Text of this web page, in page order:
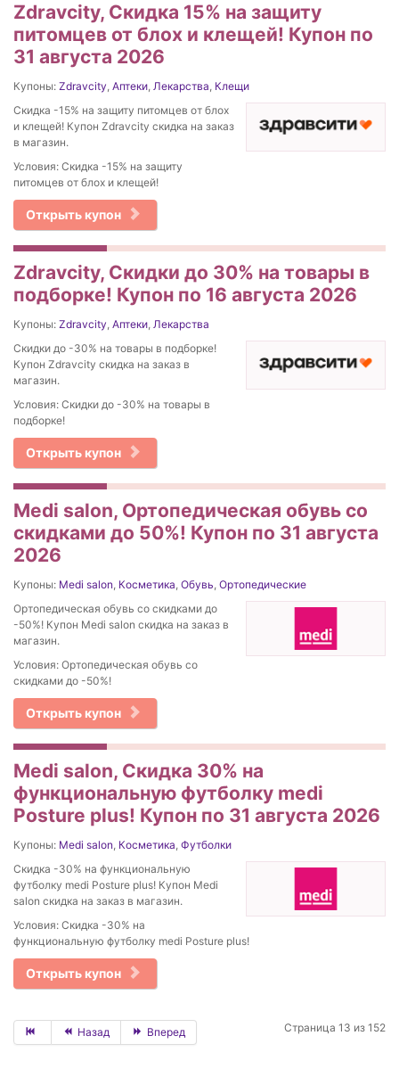
Zdravcity, Скидка 15% на защиту
питомцев от блох и клещей! Купон по
31 августа 2026
Купоны: Zdravcity, Аптеки, Лекарства, Клещи
Скидка -15% на защиту питомцев от блох
и клещей! Купон Zdravcity скидка на заказ
в магазин.
Условия: Скидка -15% на защиту
питомцев от блох и клещей!
Открыть купон
Zdravcity, Скидки до 30% на товары в
подборке! Купон по 16 августа 2026
Купоны: Zdravcity, Аптеки, Лекарства
Скидки до -30% на товары в подборке!
Купон Zdravcity скидка на заказ в
магазин.
Условия: Скидки до -30% на товары в
подборке!
Открыть купон
Medi salon, Ортопедическая обувь со
скидками до 50%! Купон по 31 августа
2026
Купоны: Medi salon, Косметика, Обувь, Ортопедические
Ортопедическая обувь со скидками до
-50%! Купон Medi salon скидка на заказ в
магазин.
Условия: Ортопедическая обувь со
скидками до -50%!
Открыть купон
Medi salon, Скидка 30% на
функциональную футболку medi
Posture plus! Купон по 31 августа 2026
Купоны: Medi salon, Косметика, Футболки
Скидка -30% на функциональную
футболку medi Posture plus! Купон Medi
salon скидка на заказ в магазин.
Условия: Скидка -30% на
функциональную футболку medi Posture plus!
Открыть купон
Страница 13 из 152
Назад Вперед